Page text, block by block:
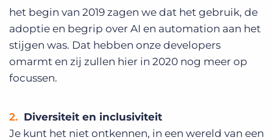
het begin van 2019 zagen we dat het gebruik, de
adoptie en begrip over AI en automation aan het
stijgen was. Dat hebben onze developers
omarmt en zij zullen hier in 2020 nog meer op
focussen.
Diversiteit en inclusiviteit
Je kunt het niet ontkennen, in een wereld van een